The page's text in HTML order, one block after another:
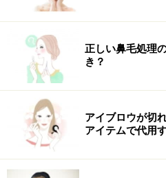
正しい鼻毛処理
き？
アイブロウが切
アイテムで代用